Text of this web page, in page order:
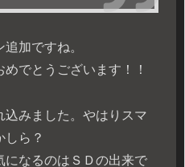
加ですね。
でとうございます！！
込みました。やはりスマ
しら？
になるのはＳＤの出来で